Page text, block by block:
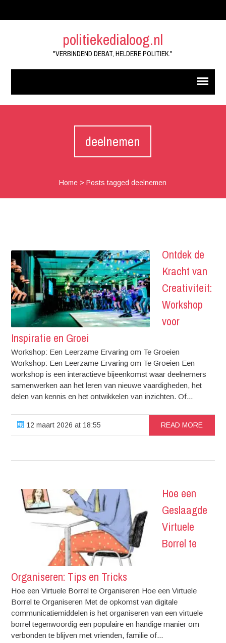
politiekedialoog.nl
"VERBINDEND DEBAT, HELDERE POLITIEK."
deelnemen
Home >Posts tagged deelnemen
Ontdek de
Kracht van
Creativiteit:
Workshop
voor
Inspiratie en Groei
Workshop: Een Leerzame Ervaring om Te Groeien
Workshop: Een Leerzame Ervaring om Te Groeien Een
workshop is een interactieve bijeenkomst waar deelnemers
samenwerken aan het leren van nieuwe vaardigheden, het
delen van kennis en het ontwikkelen van inzichten. Of...
12 maart 2026 at 18:55 READ MORE
Hoe een
Geslaagde
Virtuele
Borrel te
Organiseren: Tips en Tricks
Hoe een Virtuele Borrel te Organiseren Hoe een Virtuele
Borrel te Organiseren Met de opkomst van digitale
communicatiemiddelen is het organiseren van een virtuele
borrel tegenwoordig een populaire en handige manier om
verbonden te blijven met vrienden, familie of...